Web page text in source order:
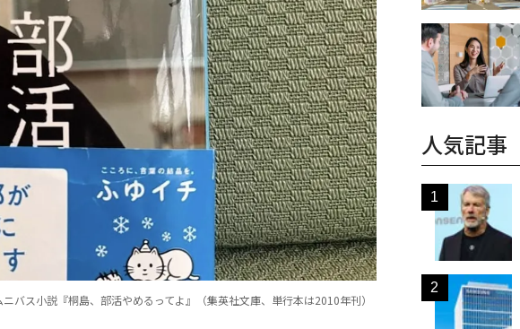
バス小説『桐島、部活やめるってよ』（集英社文庫、単行本は2010年刊）
人気記事